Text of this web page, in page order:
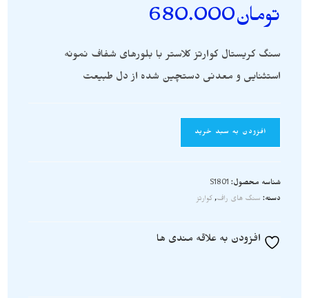
تومان680.000
سنگ کریستال کوارتز کلاستر با بلورهای شفاف نمونه
استثنایی و معدنی دستچین شده از دل طبیعت
افزودن به سبد خرید
شناسه محصول: S1801
دسته: سنگ های راف, کوارتز
افزودن به علاقه مندی ها